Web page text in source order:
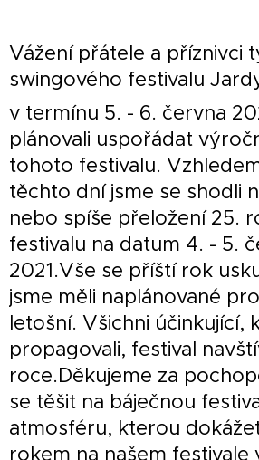
Vážení přátele a příznivci
swingového festivalu
v termínu 5. - 6. června
plánovali uspořádat
tohoto festivalu.
těchto dní jsme se shodli
nebo spíše přeložení 25.
festivalu na datum 4. - 5.
2021.Vše se příští rok
jsme měli naplánované
letošní. Všichni účinkující,
propagovali, festival
roce.Děkujeme za
se těšit na báječnou
atmosféru, kterou
rokem na našem festivale